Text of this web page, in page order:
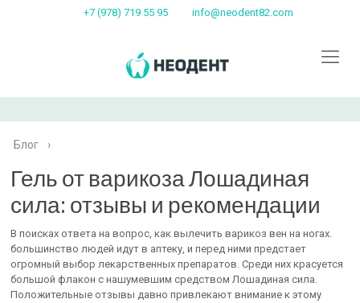
+7 (978) 719 55 95 info@neodent82.com
Блог ›
Гель от варикоза Лошадиная
сила: отзывы и рекомендации
В поисках ответа на вопрос, как вылечить варикоз вен на ногах.
большинство людей идут в аптеку, и перед ними предстает
огромный выбор лекарственных препаратов. Среди них красуется
большой флакон с нашумевшим средством Лошадиная сила.
Положительные отзывы давно привлекают внимание к этому